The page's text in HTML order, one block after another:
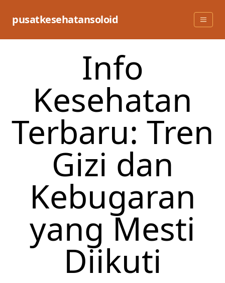
pusatkesehatansoloid
Info
Kesehatan
Terbaru: Tren
Gizi dan
Kebugaran
yang Mesti
Diikuti